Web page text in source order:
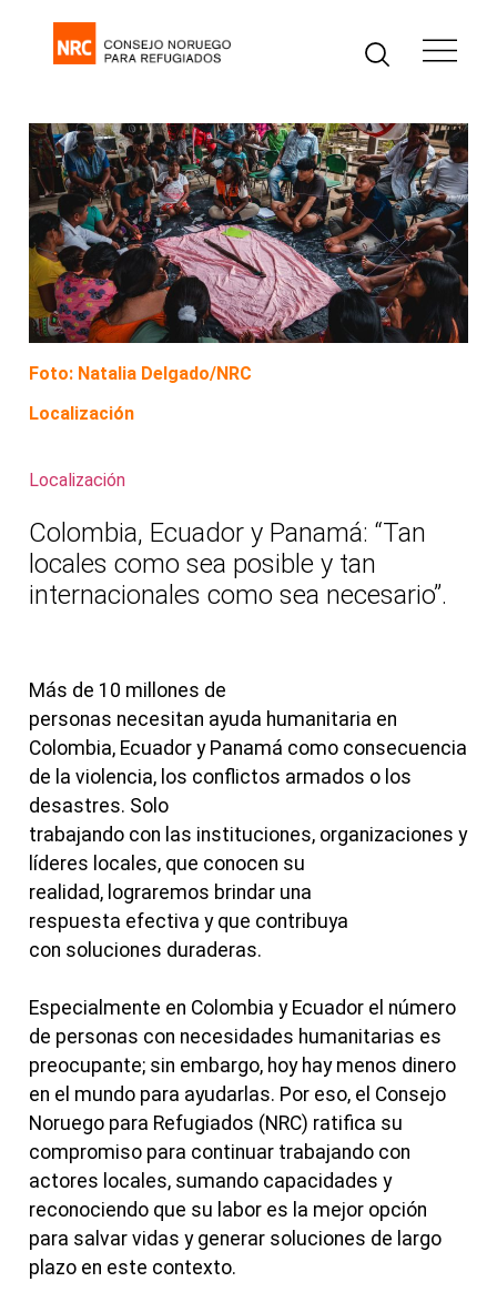
Foto: Natalia Delgado/NRC
Localización
Localización
Colombia, Ecuador y Panamá: “Tan
locales como sea posible y tan
internacionales como sea necesario”.
Más de 10 millones de
personas necesitan ayuda humanitaria en
Colombia, Ecuador y Panamá como consecuencia
de la violencia, los conflictos armados o los
desastres. Solo
trabajando con las instituciones, organizaciones y
líderes locales, que conocen su
realidad, lograremos brindar una
respuesta efectiva y que contribuya
con soluciones duraderas.
Especialmente en Colombia y Ecuador el número
de personas con necesidades humanitarias es
preocupante; sin embargo, hoy hay menos dinero
en el mundo para ayudarlas. Por eso, el Consejo
Noruego para Refugiados (NRC) ratifica su
compromiso para continuar trabajando con
actores locales, sumando capacidades y
reconociendo que su labor es la mejor opción
para salvar vidas y generar soluciones de largo
plazo en este contexto.